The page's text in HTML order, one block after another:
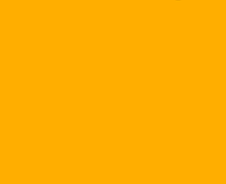
áp, giảm cholesterol,